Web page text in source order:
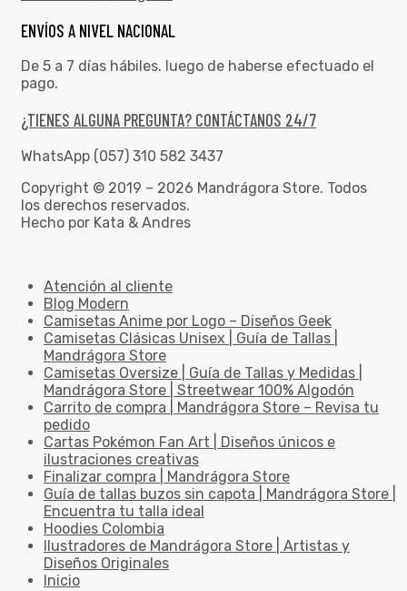
ENVÍOS A NIVEL NACIONAL
De 5 a 7 días hábiles. luego de haberse efectuado el
pago.
¿TIENES ALGUNA PREGUNTA? CONTÁCTANOS 24/7
WhatsApp (057) 310 582 3437
Copyright © 2019 – 2026 Mandrágora Store. Todos
los derechos reservados.
Hecho por Kata & Andres
Atención al cliente
Blog Modern
Camisetas Anime por Logo – Diseños Geek
Camisetas Clásicas Unisex | Guía de Tallas |
Mandrágora Store
Camisetas Oversize | Guía de Tallas y Medidas |
Mandrágora Store | Streetwear 100% Algodón
Carrito de compra | Mandrágora Store – Revisa tu
pedido
Cartas Pokémon Fan Art | Diseños únicos e
ilustraciones creativas
Finalizar compra | Mandrágora Store
Guía de tallas buzos sin capota | Mandrágora Store |
Encuentra tu talla ideal
Hoodies Colombia
Ilustradores de Mandrágora Store | Artistas y
Diseños Originales
Inicio